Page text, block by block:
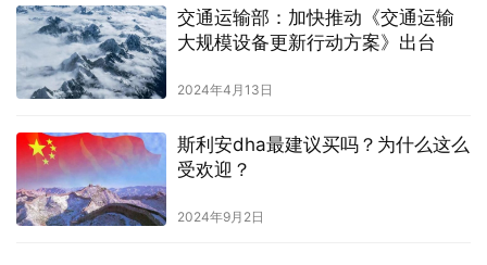
交通运输部：加快推动《交通运输
大规模设备更新行动方案》出台
2024年4月13日
斯利安dha最建议买吗？为什么这么
受欢迎？
2024年9月2日